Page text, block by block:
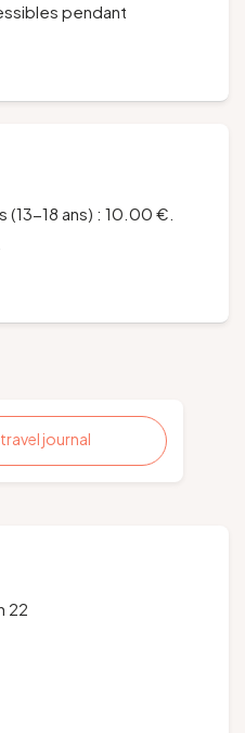
pendant
(13-18 ans) : 10.00 €.
journal
22